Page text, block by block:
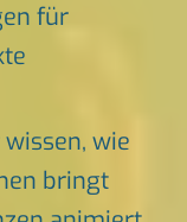
für
wissen, wie
bringt